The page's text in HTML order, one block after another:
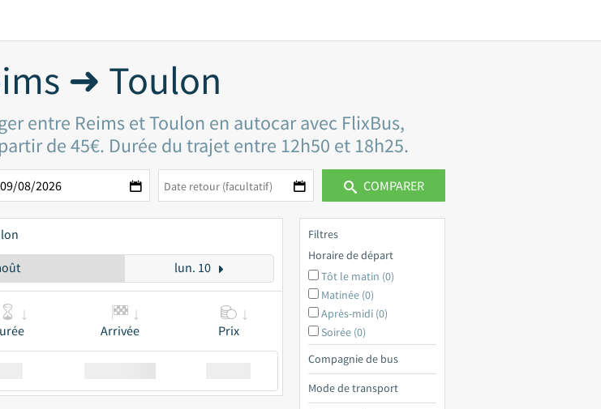
➜ Toulon
entre Reims et Toulon en autocar avec FlixBus,
de 45€. Durée du trajet entre 12h50 et 18h25.
COMPARER
lun. 10
Arrivée Prix
Filtres
Horaire de départ
Tôt le matin (0)
Matinée (0)
Après-midi (0)
Soirée (0)
Compagnie de bus
Mode de transport